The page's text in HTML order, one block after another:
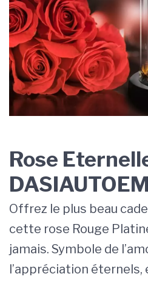
Rose
DASIAUTOEM
Offrez le plus beau
cette rose Rouge
jamais. Symbole de
l’appréciation éternels,